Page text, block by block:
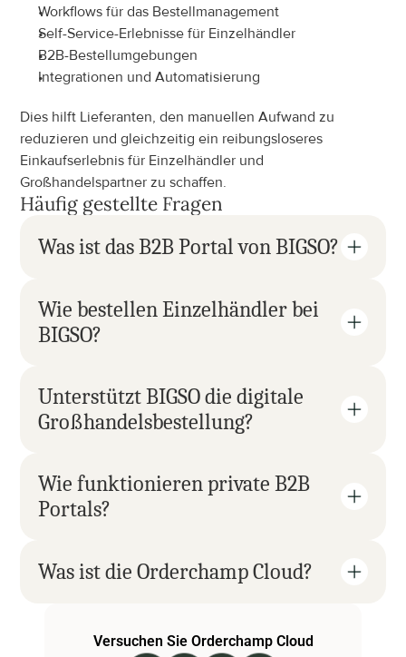
Workflows für das Bestellmanagement
Self-Service-Erlebnisse für Einzelhändler
B2B-Bestellumgebungen
Integrationen und Automatisierung
Dies hilft Lieferanten, den manuellen Aufwand zu
reduzieren und gleichzeitig ein reibungsloseres
Einkaufserlebnis für Einzelhändler und
Großhandelspartner zu schaffen.
Häufig gestellte Fragen
Was ist das B2B Portal von BIGSO?
Wie bestellen Einzelhändler bei
BIGSO?
Unterstützt BIGSO die digitale
Großhandelsbestellung?
Wie funktionieren private B2B
Portals?
Was ist die Orderchamp Cloud?
Versuchen Sie Orderchamp Cloud